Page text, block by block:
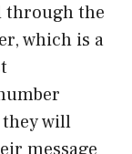
through the
which is a
they will